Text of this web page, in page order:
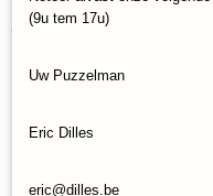
Ook interessant
(9u tem 17u)
Uw Puzzelman
Eric Dilles
eric@dilles.be